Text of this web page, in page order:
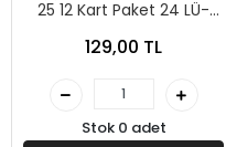
25 12 Kart Paket 24 LÜ-
129,00 TL
Stok 0 adet